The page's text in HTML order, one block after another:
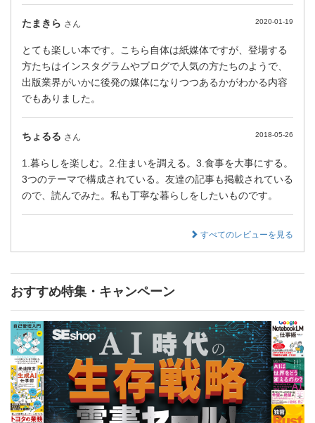
たまきら さん 2020-01-19
とても楽しい本です。こちら自体は紙媒体ですが、登場する
方たちはインスタグラムやブログで人気の方たちのようで、
出版業界がいかに後発の媒体になりつつあるかがわかる内容
でもありました。
ちょるる さん 2018-05-26
1.暮らしを楽しむ。2.住まいを調える。3.食事を大事にする。
3つのテーマで構成されている。友達の記事も掲載されている
ので、読んでみた。私も丁寧な暮らしをしたいものです。
すべてのレビューを見る
おすすめ特集・キャンペーン